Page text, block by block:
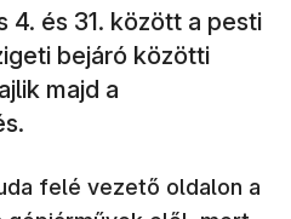
4. és 31. között a pesti
bejáró közötti
majd a
felé vezető oldalon a